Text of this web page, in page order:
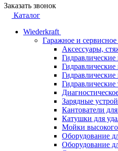
Заказать звонок
Каталог
Wiederkraft
Гаражное и
Аксессуары,
Гидравлические
Зарядные
Кантователи
Катушки для
Мойки
Оборудование
Оборудование